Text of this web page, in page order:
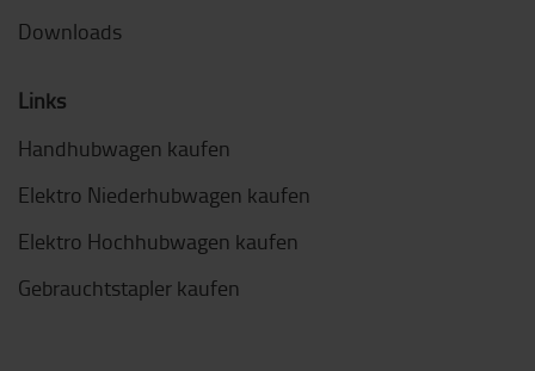
Downloads
Links
Handhubwagen kaufen
Elektro Niederhubwagen kaufen
Elektro Hochhubwagen kaufen
Gebrauchtstapler kaufen